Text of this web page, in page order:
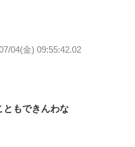
04(金) 09:55:42.02
ともできんわな